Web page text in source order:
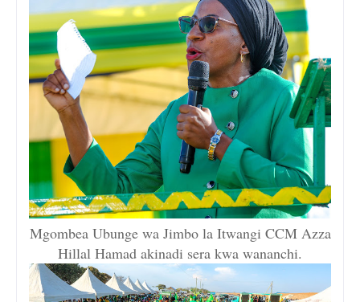
Mgombea Ubunge wa Jimbo la Itwangi CCM Azza
Hillal Hamad akinadi sera kwa wananchi.